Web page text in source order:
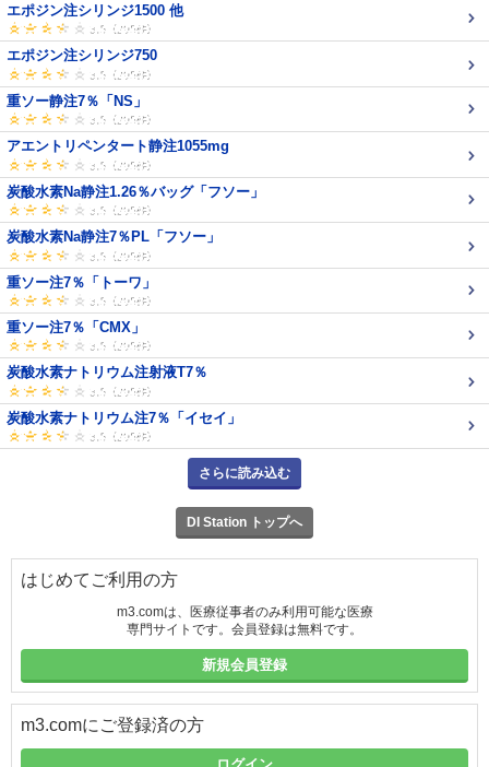
エポジン注シリンジ1500 他
エポジン注シリンジ750
重ソー静注7％「NS」
アエントリペンタート静注1055mg
炭酸水素Na静注1.26％バッグ「フソー」
炭酸水素Na静注7％PL「フソー」
重ソー注7％「トーワ」
重ソー注7％「CMX」
炭酸水素ナトリウム注射液T7％
炭酸水素ナトリウム注7％「イセイ」
さらに読み込む
DI Station トップへ
はじめてご利用の方
m3.comは、医療従事者のみ利用可能な医療
専門サイトです。会員登録は無料です。
新規会員登録
m3.comにご登録済の方